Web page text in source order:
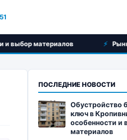
Рынки Кропивницкого:
ПОСЛЕДНИЕ НОВОСТИ
Обустройство
ключ в
особенности и
материалов